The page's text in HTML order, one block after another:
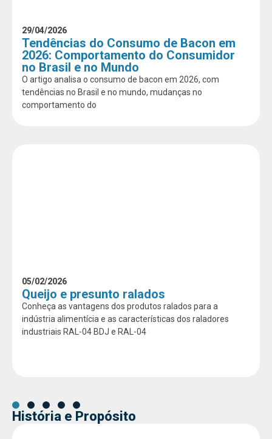
29/04/2026
Tendências do Consumo de Bacon em
2026: Comportamento do Consumidor
no Brasil e no Mundo
O artigo analisa o consumo de bacon em 2026, com
tendências no Brasil e no mundo, mudanças no
comportamento do
05/02/2026
Queijo e presunto ralados
Conheça as vantagens dos produtos ralados para a
indústria alimentícia e as características dos raladores
industriais RAL-04 BDJ e RAL-04
História e Propósito